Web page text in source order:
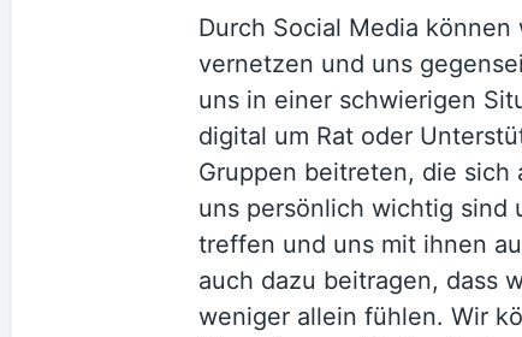
Durch Social Media
vernetzen und uns
uns in einer schwierigen
digital um Rat oder
Gruppen beitreten, die
uns persönlich wichtig sind
treffen und uns mit ihnen
auch dazu beitragen, dass
weniger allein fühlen. Wir